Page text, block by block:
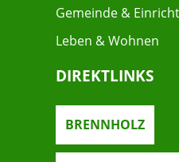
Gemeinde &
Leben & Wohnen
DIREKTLINKS
BRENNHOLZ